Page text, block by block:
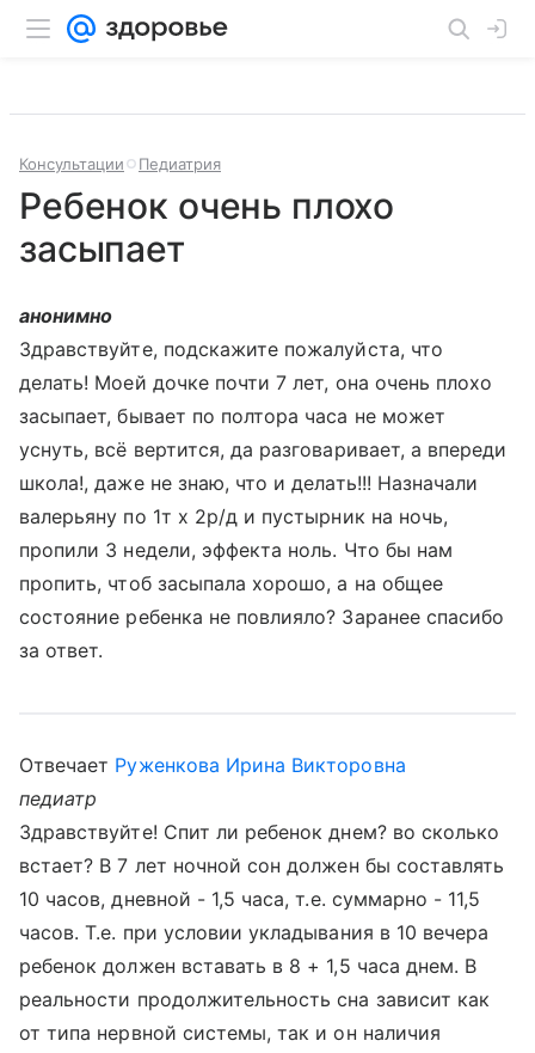
Консультации Педиатрия
Ребенок очень плохо
засыпает
анонимно
Здравствуйте, подскажите пожалуйста, что
делать! Моей дочке почти 7 лет, она очень плохо
засыпает, бывает по полтора часа не может
уснуть, всё вертится, да разговаривает, а впереди
школа!, даже не знаю, что и делать!!! Назначали
валерьяну по 1т х 2р/д и пустырник на ночь,
пропили 3 недели, эффекта ноль. Что бы нам
пропить, чтоб засыпала хорошо, а на общее
состояние ребенка не повлияло? Заранее спасибо
за ответ.
Отвечает Руженкова Ирина Викторовна
педиатр
Здравствуйте! Спит ли ребенок днем? во сколько
встает? В 7 лет ночной сон должен бы составлять
10 часов, дневной - 1,5 часа, т.е. суммарно - 11,5
часов. Т.е. при условии укладывания в 10 вечера
ребенок должен вставать в 8 + 1,5 часа днем. В
реальности продолжительность сна зависит как
от типа нервной системы, так и он наличия